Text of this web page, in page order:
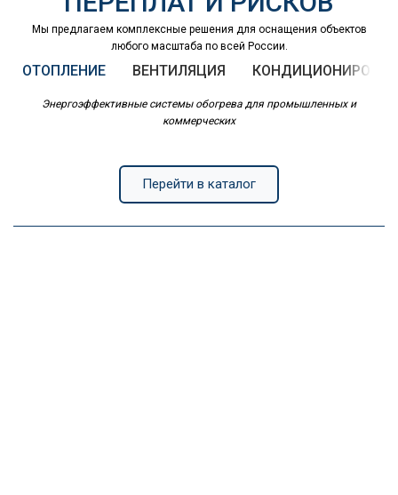
Мы предлагаем комплексные решения для оснащения объектов
любого масштаба по всей России.
ОТОПЛЕНИЕ ВЕНТИЛЯЦИЯ
Энергоэффективные системы обогрева для промышленных и
коммерческих
Перейти в каталог